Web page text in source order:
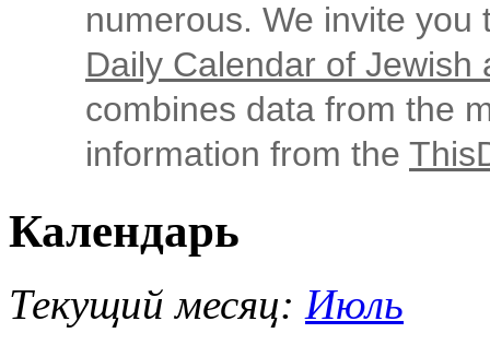
numerous. We invite
Daily Calendar of Jewish
combines data from the
information from the
Календарь
Текущий месяц: Июль